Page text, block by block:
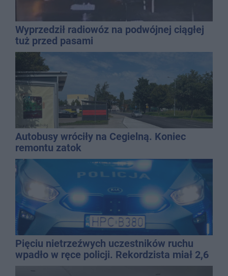
Wyprzedził radiowóz na podwójnej ciągłej
tuż przed pasami
Autobusy wróciły na Cegielną. Koniec
remontu zatok
Pięciu nietrzeźwych uczestników ruchu
wpadło w ręce policji. Rekordzista miał 2,6
promila